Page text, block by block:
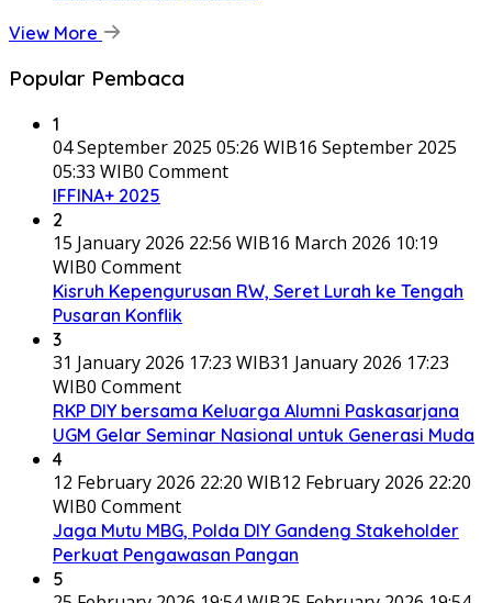
View More
Popular Pembaca
1
04 September 2025 05:26 WIB16 September 2025
05:33 WIB0 Comment
IFFINA+ 2025
2
15 January 2026 22:56 WIB16 March 2026 10:19
WIB0 Comment
Kisruh Kepengurusan RW, Seret Lurah ke Tengah
Pusaran Konflik
3
31 January 2026 17:23 WIB31 January 2026 17:23
WIB0 Comment
RKP DIY bersama Keluarga Alumni Paskasarjana
UGM Gelar Seminar Nasional untuk Generasi Muda
4
12 February 2026 22:20 WIB12 February 2026 22:20
WIB0 Comment
Jaga Mutu MBG, Polda DIY Gandeng Stakeholder
Perkuat Pengawasan Pangan
5